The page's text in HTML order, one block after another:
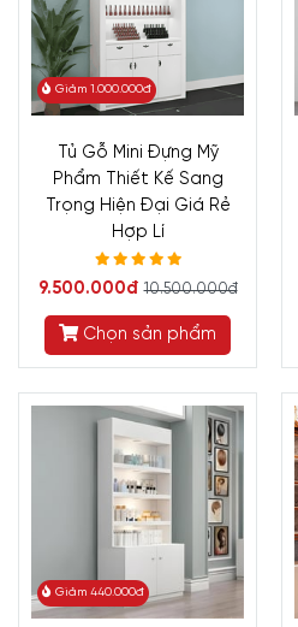
Giảm 1.000.000đ
Tủ Gỗ Mini Đựng Mỹ
Phẩm Thiết Kế Sang
Trọng Hiện Đại Giá Rẻ
Hợp Lí
9.500.000đ 10.500.000đ
Chọn sản phẩm
Giảm 440.000đ